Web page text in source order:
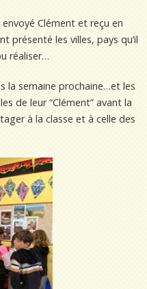
Clément et reçu en
présenté les villes, pays qu’il
réaliser…
la semaine prochaine…et les
de leur “Clément” avant la
à la classe et à celle des